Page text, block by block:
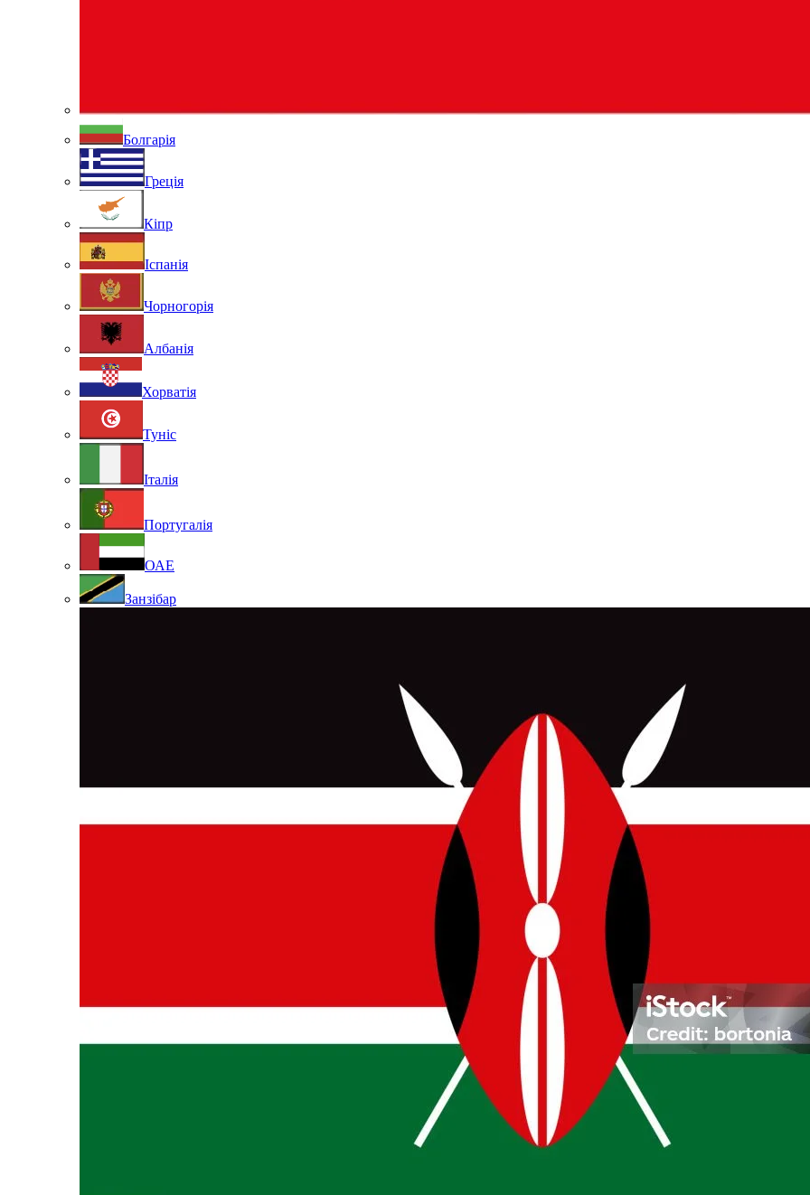
Болгарія
Греція
Кіпр
Іспанія
Чорногорія
Албанія
Хорватія
Туніс
Італія
Португалія
ОАЕ
Занзібар